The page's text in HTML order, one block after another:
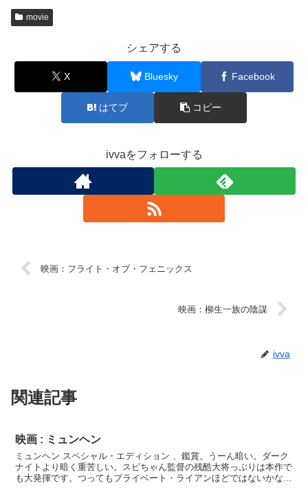
movie
シェアする
X Bluesky Facebook
はてブ コピー
ivvaをフォローする
映画：フライト・オブ・フェニックス
映画：柳生一族の陰謀
ivva
関連記事
映画 : ミュンヘン
ミュンヘン スペシャル・エディション 、鑑賞。うーん暗い。ダーク
ナイトより暗く重苦しい。スピちゃん監督の残酷大将っぷりは本作で
も大発揮です。つってもプライベート・ライアンほどではないかな。